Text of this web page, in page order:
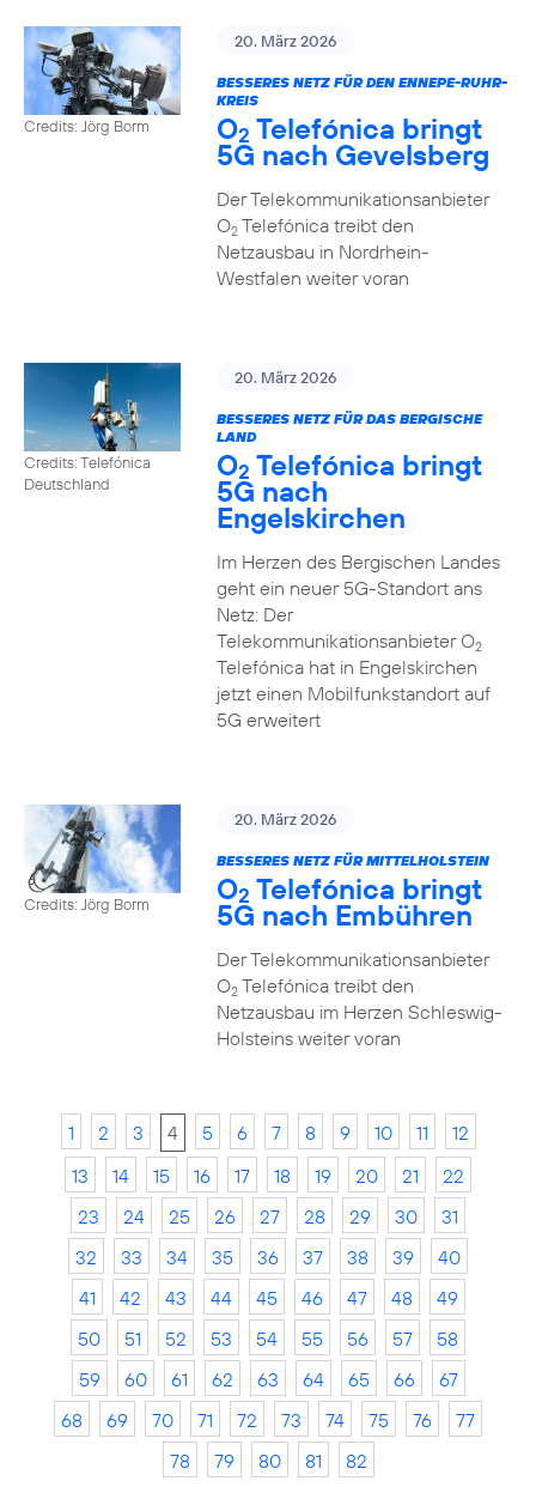
Credits: Jörg Borm
20. März 2026
BESSERES NETZ FÜR DEN ENNEPE-RUHR-
KREIS
O2 Telefónica bringt
5G nach Gevelsberg
Der Telekommunikationsanbieter
O2Telefónica treibt den
Netzausbau in Nordrhein-
Westfalen weiter voran
Credits: Telefónica
Deutschland
20. März 2026
BESSERES NETZ FÜR DAS BERGISCHE
LAND
O2 Telefónica bringt
5G nach
Engelskirchen
Im Herzen des Bergischen Landes
geht ein neuer 5G-Standort ans
Netz: Der
Telekommunikationsanbieter O2
Telefónica hat in Engelskirchen
jetzt einen Mobilfunkstandort auf
5G erweitert
Credits: Jörg Borm
20. März 2026
BESSERES NETZ FÜR MITTELHOLSTEIN
O2 Telefónica bringt
5G nach Embühren
Der Telekommunikationsanbieter
O2Telefónica treibt den
Netzausbau im Herzen Schleswig-
Holsteins weiter voran
1 2 3 4 5 6 7 8 9 10 11
12
13
14 15 16 17 18 19 20 21
22
23
24 25 26 27 28 29 30
31
32
33 34 35 36 37 38 39
40
41
42 43 44 45 46 47 48
49
50
51 52 53 54 55 56 57
58
59
60 61 62 63 64 65 66
67
68
69 70 71 72 73 74 75 76
77
78
79 80 81 82